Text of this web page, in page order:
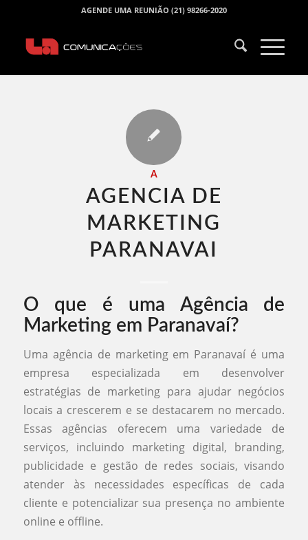
AGENDE UMA REUNIÃO (21) 98266-2020
A
AGENCIA DE
MARKETING
PARANAVAI​
O que é uma Agência de
Marketing em Paranavaí?
Uma agência de marketing em Paranavaí é uma
empresa especializada em desenvolver
estratégias de marketing para ajudar negócios
locais a crescerem e se destacarem no mercado.
Essas agências oferecem uma variedade de
serviços, incluindo marketing digital, branding,
publicidade e gestão de redes sociais, visando
atender às necessidades específicas de cada
cliente e potencializar sua presença no ambiente
online e offline.